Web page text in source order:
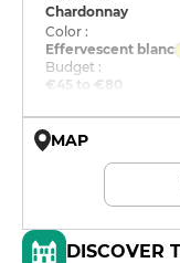
Chardonnay
Color :
Effervescent blanc
Budget :
€45 to €80
MAP
DISCOVER